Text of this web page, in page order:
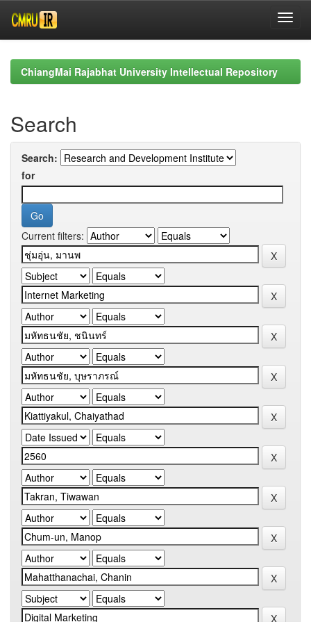
navigationChiangMai Rajabhat University Intellectual Repository
Search
Search:
for
Current filters: